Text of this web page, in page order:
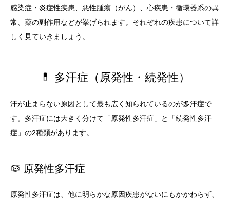
感染症・炎症性疾患、悪性腫瘍（がん）、心疾患・循環器系の異
常、薬の副作用などが挙げられます。それぞれの疾患について詳
しく見ていきましょう。
💊 多汗症（原発性・続発性）
汗が止まらない原因として最も広く知られているのが多汗症で
す。多汗症には大きく分けて「原発性多汗症」と「続発性多汗
症」の2種類があります。
🦠 原発性多汗症
原発性多汗症は、他に明らかな原因疾患がないにもかかわらず、